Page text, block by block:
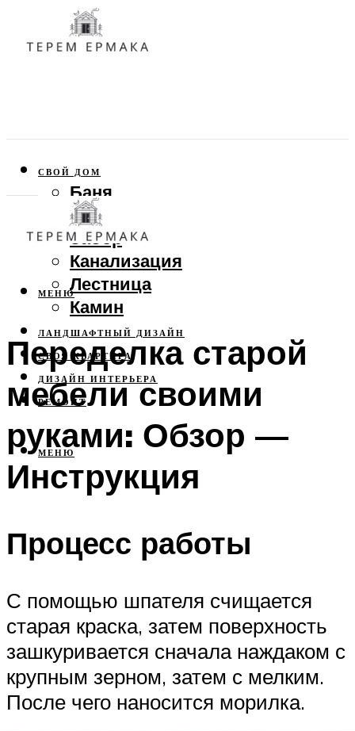
СВОЙ ДОМ
Баня
Веранда
Забор
Канализация
Лестница
Камин
ЛАНДШАФТНЫЙ ДИЗАЙН
СВОЯ КВАРТИРА
ДИЗАЙН ИНТЕРЬЕРА
РЕМОНТ
МЕНЮ
МЕНЮ
Переделка старой
мебели своими
руками: Обзор —
Инструкция
Процесс работы
С помощью шпателя счищается
старая краска, затем поверхность
зашкуривается сначала наждаком с
крупным зерном, затем с мелким.
После чего наносится морилка.